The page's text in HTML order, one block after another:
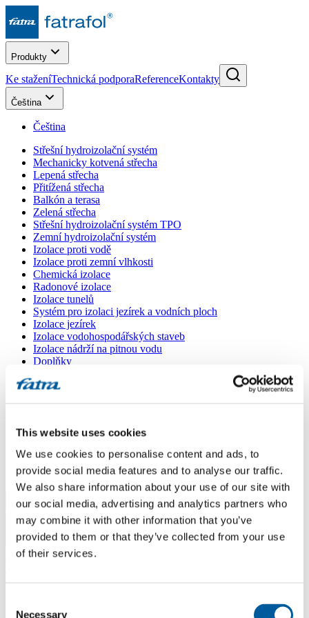
This website uses cookies
We use cookies to personalise content and ads, to
provide social media features and to analyse our traffic.
We also share information about your use of our site with
our social media, advertising and analytics partners who
may combine it with other information that you’ve
provided to them or that they’ve collected from your use
of their services.
Necessary
Produkty
Ke staženíTechnická podporaReferenceKontakty
Čeština
Čeština
Střešní hydroizolační systém
Mechanicky kotvená střecha
Lepená střecha
Přitížená střecha
Balkón a terasa
Zelená střecha
Střešní hydroizolační systém TPO
Zemní hydroizolační systém
Izolace proti vodě
Izolace proti zemní vlhkosti
Chemická izolace
Radonové izolace
Izolace tunelů
Systém pro izolaci jezírek a vodních ploch
Izolace jezírek
Izolace vodohospodářských staveb
Izolace nádrží na pitnou vodu
Doplňky
Profil FATRAFAST s výztuží
Ochranná geotextilie
Ostatní doplňky
VŠECHNY PRODUKTY
Menu
Menu
Domů/
Otázka